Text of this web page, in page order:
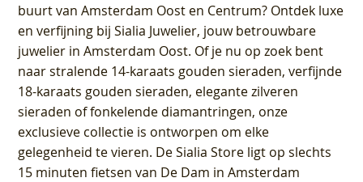
buurt van Amsterdam Oost en Centrum? Ontdek luxe
en verfijning bij Sialia Juwelier, jouw betrouwbare
juwelier in Amsterdam Oost. Of je nu op zoek bent
naar stralende 14-karaats gouden sieraden, verfijnde
18-karaats gouden sieraden, elegante zilveren
sieraden of fonkelende diamantringen, onze
exclusieve collectie is ontworpen om elke
gelegenheid te vieren. De Sialia Store ligt op slechts
15 minuten fietsen van De Dam in Amsterdam